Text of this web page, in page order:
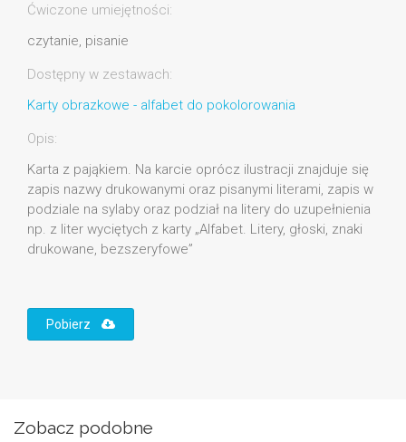
Ćwiczone umiejętności:
czytanie, pisanie
Dostępny w zestawach:
Karty obrazkowe - alfabet do pokolorowania
Opis:
Karta z pająkiem. Na karcie oprócz ilustracji znajduje się
zapis nazwy drukowanymi oraz pisanymi literami, zapis w
podziale na sylaby oraz podział na litery do uzupełnienia
np. z liter wyciętych z karty „Alfabet. Litery, głoski, znaki
drukowane, bezszeryfowe”
Pobierz
Zobacz podobne